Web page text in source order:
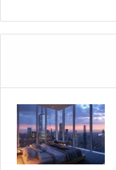
м
о
м
в